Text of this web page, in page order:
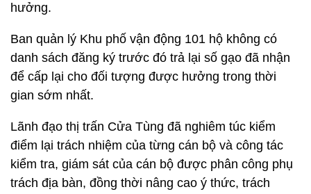
hưởng.
Ban quản lý Khu phố vận động 101 hộ không có
danh sách đăng ký trước đó trả lại số gạo đã nhận
để cấp lại cho đối tượng được hưởng trong thời
gian sớm nhất.
Lãnh đạo thị trấn Cửa Tùng đã nghiêm túc kiểm
điểm lại trách nhiệm của từng cán bộ và công tác
kiểm tra, giám sát của cán bộ được phân công phụ
trách địa bàn, đồng thời nâng cao ý thức, trách